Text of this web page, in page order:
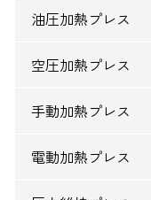
油圧加熱プレス
空圧加熱プレス
手動加熱プレス
電動加熱プレス